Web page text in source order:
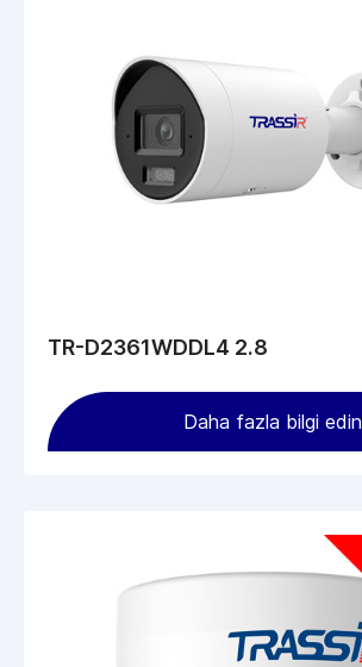
TR-D2361WDDL4 2.8
Daha fazla bilgi edin